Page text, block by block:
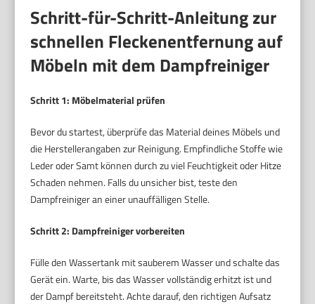
Schritt-für-Schritt-Anleitung zur
schnellen Fleckenentfernung auf
Möbeln mit dem Dampfreiniger
Schritt 1: Möbelmaterial prüfen
Bevor du startest, überprüfe das Material deines Möbels und
die Herstellerangaben zur Reinigung. Empfindliche Stoffe wie
Leder oder Samt können durch zu viel Feuchtigkeit oder Hitze
Schaden nehmen. Falls du unsicher bist, teste den
Dampfreiniger an einer unauffälligen Stelle.
Schritt 2: Dampfreiniger vorbereiten
Fülle den Wassertank mit sauberem Wasser und schalte das
Gerät ein. Warte, bis das Wasser vollständig erhitzt ist und
der Dampf bereitsteht. Achte darauf, den richtigen Aufsatz